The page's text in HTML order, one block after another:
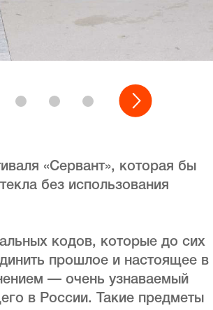
«Сервант», которая бы
без использования
кодов, которые до сих
прошлое и настоящее в
— очень узнаваемый
в России. Такие предметы